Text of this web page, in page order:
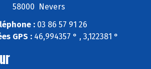
58000 Nevers
:03 86 57 91 26
GPS : 46,994357 ° , 3,122381 °